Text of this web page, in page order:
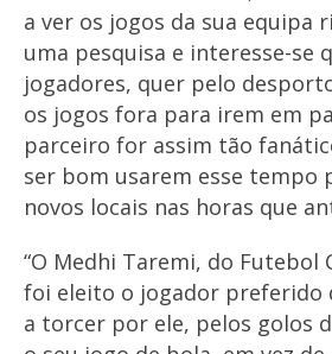
a ver os jogos da sua equipa
uma pesquisa e interesse-se
jogadores, quer pelo
os jogos fora para irem em
parceiro for assim tão
ser bom usarem esse tempo
novos locais nas horas que
“O Medhi Taremi, do Futebol
foi eleito o jogador preferido
a torcer por ele, pelos golos